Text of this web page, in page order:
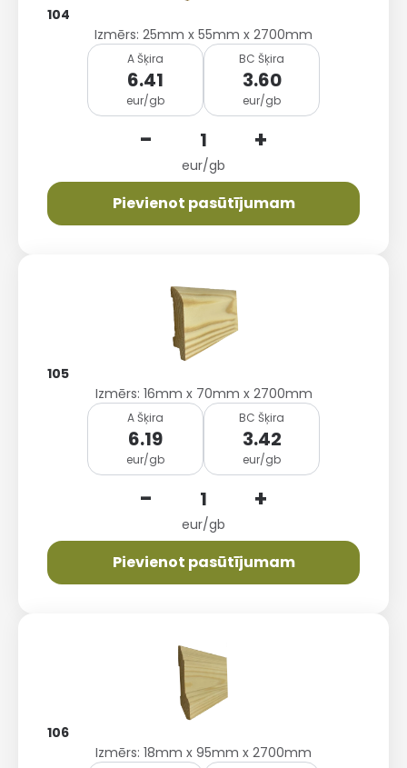
104
Izmērs: 25mm x 55mm x 2700mm
A Šķira
6.41
eur/gb
BC Šķira
3.60
eur/gb
- +
eur/gb
Pievienot pasūtījumam
105
Izmērs: 16mm x 70mm x 2700mm
A Šķira
6.19
eur/gb
BC Šķira
3.42
eur/gb
- +
eur/gb
Pievienot pasūtījumam
106
Izmērs: 18mm x 95mm x 2700mm